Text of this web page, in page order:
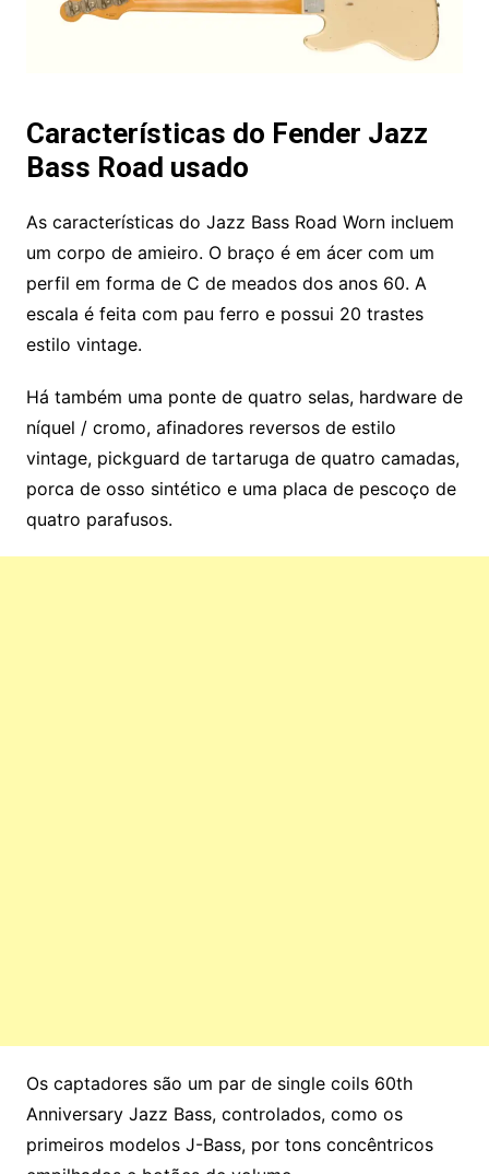
Características do Fender Jazz
Bass Road usado
As características do Jazz Bass Road Worn incluem
um corpo de amieiro. O braço é em ácer com um
perfil em forma de C de meados dos anos 60. A
escala é feita com pau ferro e possui 20 trastes
estilo vintage.
Há também uma ponte de quatro selas, hardware de
níquel / cromo, afinadores reversos de estilo
vintage, pickguard de tartaruga de quatro camadas,
porca de osso sintético e uma placa de pescoço de
quatro parafusos.
Os captadores são um par de single coils 60th
Anniversary Jazz Bass, controlados, como os
primeiros modelos J-Bass, por tons concêntricos